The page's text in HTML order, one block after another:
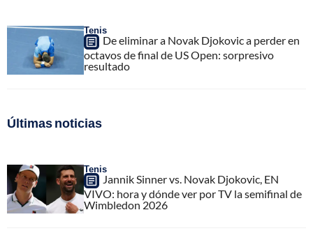
Tenis
De eliminar a Novak Djokovic a perder en
octavos de final de US Open: sorpresivo
resultado
Últimas noticias
Tenis
Jannik Sinner vs. Novak Djokovic, EN
VIVO: hora y dónde ver por TV la semifinal de
Wimbledon 2026